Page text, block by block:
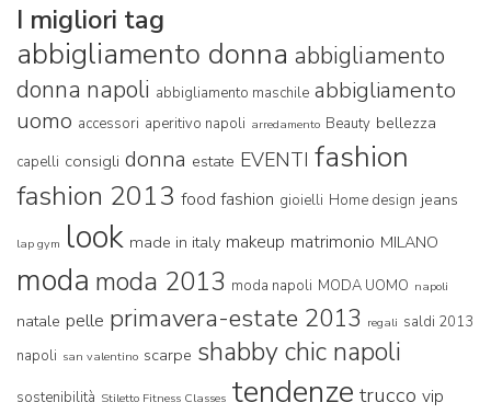
I migliori tag
abbigliamento donna abbigliamento
donna napoli abbigliamento maschile abbigliamento
uomo accessori aperitivo napoli arredamento Beauty bellezza
capelli consigli donna estate EVENTI fashion
fashion 2013 food fashion gioielli Home design jeans
lap gym look made in italy makeup matrimonio MILANO
moda moda 2013 moda napoli MODA UOMO napoli
natale pelle primavera-estate 2013 regali saldi 2013
napoli san valentino scarpe shabby chic napoli
sostenibilità Stiletto Fitness Classes tendenze trucco vip